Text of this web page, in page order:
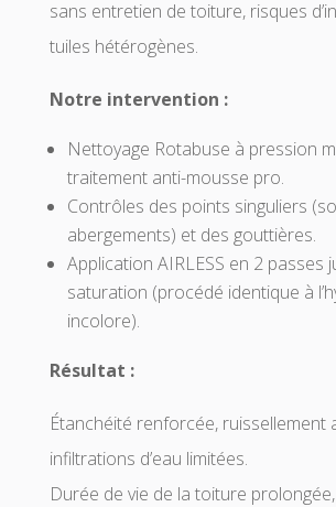
sans entretien de toiture, risques
tuiles hétérogènes.
Notre intervention :
Nettoyage Rotabuse à pression
traitement anti-mousse pro.
Contrôles des points singuliers
abergements) et des gouttières.
Application AIRLESS en 2 passes
saturation (procédé identique à
incolore).
Résultat :
Étanchéité renforcée, ruissellement
infiltrations d’eau limitées.
Durée de vie de la toiture